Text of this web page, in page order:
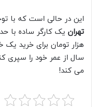
این در حالی است که با
تهران
سال از عمر خود را سپری
می کند!